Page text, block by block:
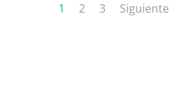
1 2 3 Siguiente